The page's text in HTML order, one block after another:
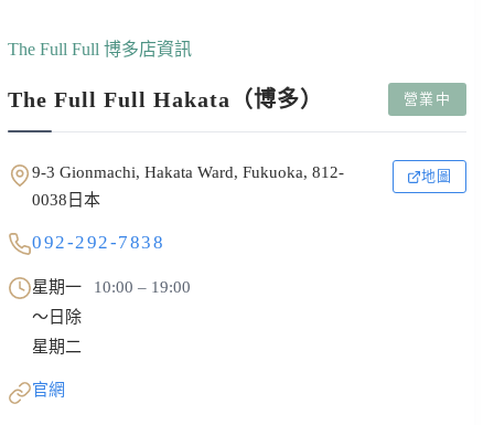
The Full Full 博多店資訊
The Full Full Hakata（博多） 營業中
9-3 Gionmachi, Hakata Ward, Fukuoka, 812-
0038日本
地圖
092-292-7838
星期一
～日除
星期二
10:00 – 19:00
官網